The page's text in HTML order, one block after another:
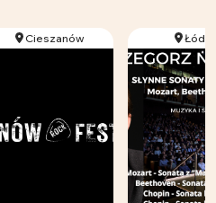
Cieszanów Łódź